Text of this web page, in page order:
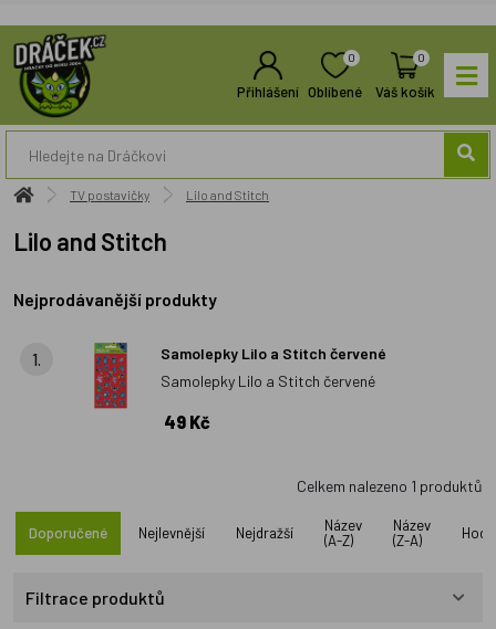
Přihlášení
0
Oblíbené
0
Váš košík
TV postavičky Lilo and Stitch
Lilo and Stitch
Nejprodávanější produkty
1.
Samolepky Lilo a Stitch červené
Samolepky Lilo a Stitch červené
49 Kč
Celkem nalezeno 1 produktů
Doporučené Nejlevnější Nejdražší
Název
(A-Z)
Název
(Z-A)
Filtrace produktů